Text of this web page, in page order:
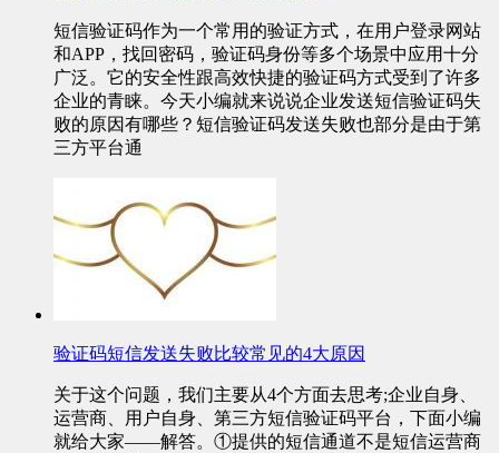
短信验证码作为一个常用的验证方式，在用户登录网站
和APP，找回密码，验证码身份等多个场景中应用十分
广泛。它的安全性跟高效快捷的验证码方式受到了许多
企业的青睐。今天小编就来说说企业发送短信验证码失
败的原因有哪些？短信验证码发送失败也部分是由于第
三方平台通
验证码短信发送失败比较常见的4大原因
关于这个问题，我们主要从4个方面去思考;企业自身、
运营商、用户自身、第三方短信验证码平台，下面小编
就给大家——解答。①提供的短信通道不是短信运营商